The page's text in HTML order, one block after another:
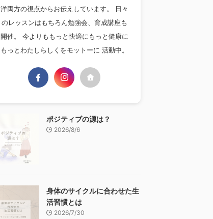
洋両方の視点からお伝えしています。 日々
のレッスンはもちろん勉強会、育成講座も
開催。 今よりももっと快適にもっと健康に
もっとわたしらしくをモットーに 活動中。
ポジティブの源は？
2026/8/6
身体のサイクルに合わせた生
活習慣とは
2026/7/30